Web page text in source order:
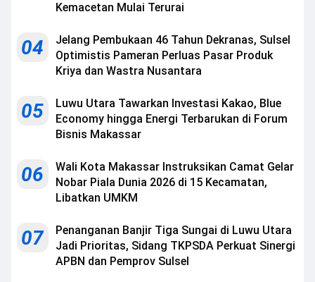
Kemacetan Mulai Terurai
04
Jelang Pembukaan 46 Tahun Dekranas, Sulsel
Optimistis Pameran Perluas Pasar Produk
Kriya dan Wastra Nusantara
05
Luwu Utara Tawarkan Investasi Kakao, Blue
Economy hingga Energi Terbarukan di Forum
Bisnis Makassar
06
Wali Kota Makassar Instruksikan Camat Gelar
Nobar Piala Dunia 2026 di 15 Kecamatan,
Libatkan UMKM
07
Penanganan Banjir Tiga Sungai di Luwu Utara
Jadi Prioritas, Sidang TKPSDA Perkuat Sinergi
APBN dan Pemprov Sulsel